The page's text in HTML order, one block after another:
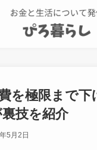
を極限まで下
技を紹介
5月2日